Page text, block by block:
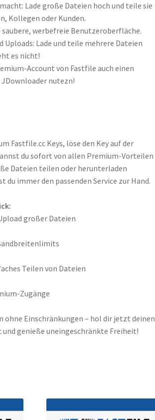
Lade große Dateien hoch und teile sie
Kollegen oder Kunden.
saubere, werbefreie Benutzeroberfläche.
Uploads: Lade und teile mehrere Dateien
es nicht!
Account von Fastfile auch einen
nutezn!
Fastfile.cc Keys, löse den Key auf der
du sofort von allen Premium-Vorteilen
Dateien teilen oder herunterladen
immer den passenden Service zur Hand.
großer Dateien
Teilen von Dateien
Zugänge
ohne Einschränkungen – hol dir jetzt deinen
und genieße uneingeschränkte Freiheit!